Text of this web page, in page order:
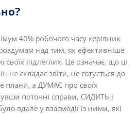
40% робочого часу керівник
над тим, як ефективніше
своїх підлеглих. Це означає, що ці
не складає звіти, не готується до
плани, а ДУМАЄ про своїх
поточні справи, СИДИТЬ і
вдале у взаємодії із ними, які